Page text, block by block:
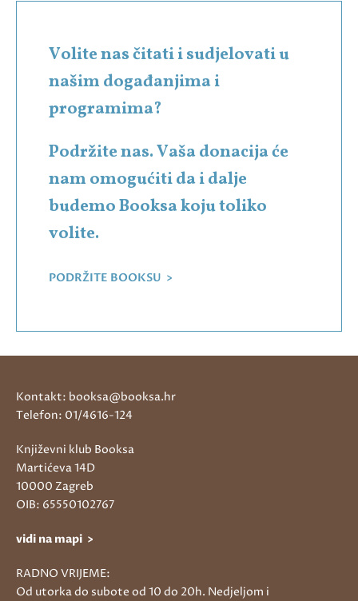
Volite nas čitati i sudjelovati u
našim događanjima i
programima?
Podržite nas. Vaša donacija će
nam omogućiti da i dalje
budemo Booksa koju toliko
volite.
PODRŽITE BOOKSU >
Kontakt: booksa@booksa.hr
Telefon: 01/4616-124
Književni klub Booksa
Martićeva 14D
10000 Zagreb
OIB: 65550102767
vidi na mapi >
RADNO VRIJEME:
Od utorka do subote od 10 do 20h. Nedjeljom i